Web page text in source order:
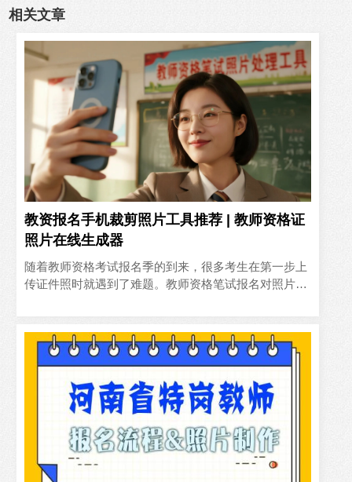
相关文章
教资报名手机裁剪照片工具推荐 | 教师资格证
照片在线生成器
‍随着教师资格考试报名季的到来，很多考生在第一步上
传证件照时就遇到了难题。教师资格笔试报名对照片有